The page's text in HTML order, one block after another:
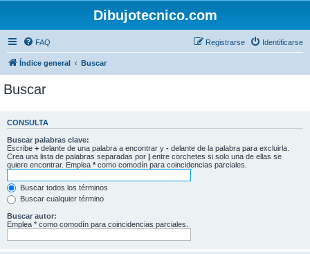
Dibujotecnico.com
FAQ Identificarse
Registrarse
Índice general Buscar
Buscar
CONSULTA
Buscar palabras clave:
Escribe + delante de una palabra a encontrar y - delante de la palabra para excluirla.
Crea una lista de palabras separadas por | entre corchetes si solo una de ellas se
quiere encontrar. Emplea * como comodín para coincidencias parciales.
Buscar todos los términos
Buscar cualquier término
Buscar autor:
Emplea * como comodín para coincidencias parciales.